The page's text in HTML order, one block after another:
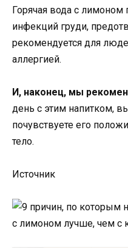
Горячая вода с лимоном
инфекций груди,
рекомендуется для
аллергией.
И, наконец, мы
день с этим напитком,
почувствуете его
тело.
Источник